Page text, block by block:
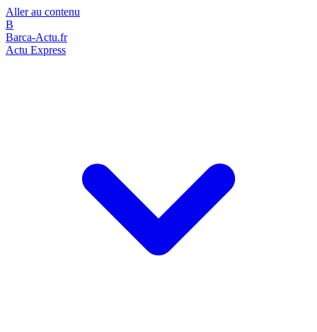
Aller au contenu
B
Barca-Actu.fr
Actu Express